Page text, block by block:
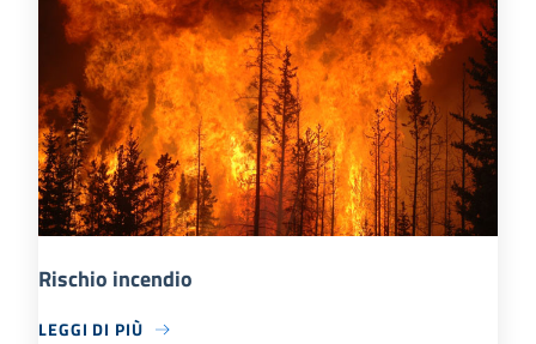
Rischio incendio
LEGGI DI PIÙ